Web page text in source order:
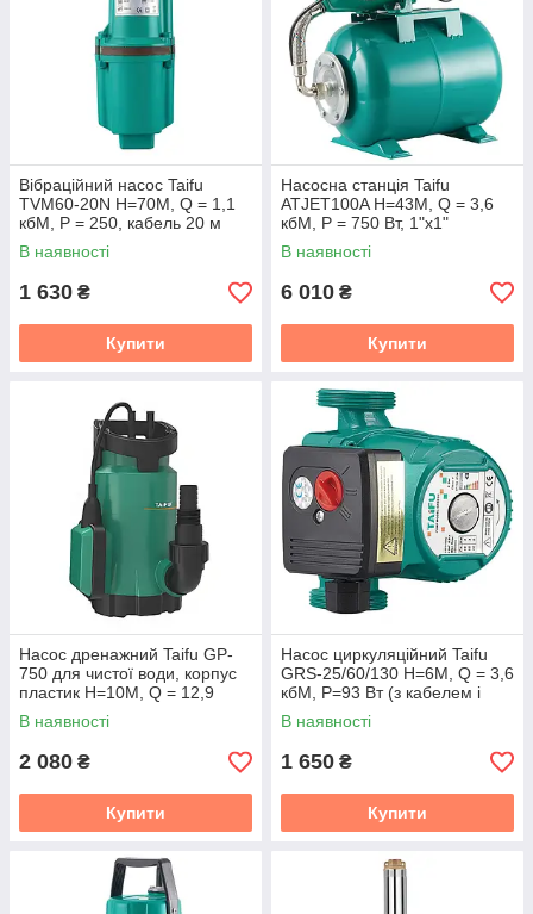
Вібраційний насос Taifu
TVM60-20N H=70M, Q = 1,1
кбМ, P = 250, кабель 20 м
(TF0026)
В наявності
1 630 ₴
Купити
Насосна станція Taifu
ATJET100A Н=43М, Q = 3,6
кбМ, P = 750 Вт, 1"x1"
(TF0030)
В наявності
6 010 ₴
Купити
Насос дренажний Taifu GP-
750 для чистої води, корпус
пластик Н=10М, Q = 12,9
кбМ, P = 750 Вт (TF0054)
В наявності
2 080 ₴
Купити
Насос циркуляційний Taifu
GRS-25/60/130 Н=6М, Q = 3,6
кбМ, P=93 Вт (з кабелем і
гайками) (TF0047)
В наявності
1 650 ₴
Купити